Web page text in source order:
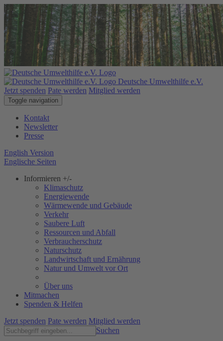
Deutsche Umwelthilfe e.V.
Jetzt spenden Pate werden Mitglied werden
Toggle navigation
Kontakt
Newsletter
Presse
English Version
Englische Seiten
Informieren +/-
Klimaschutz
Energiewende
Wärmewende und Gebäude
Verkehr
Saubere Luft
Ressourcen und Abfall
Verbraucherschutz
Naturschutz
Landwirtschaft und Ernährung
Natur und Umwelt vor Ort
Über uns
Mitmachen
Spenden & Helfen
Jetzt spenden Pate werden Mitglied werden
Suchen